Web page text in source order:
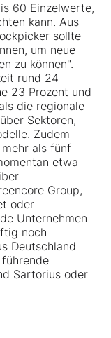
60 Einzelwerte,
kann. Aus
sollte
um neue
zu können".
rund 24
23 Prozent und
die regionale
Sektoren,
Zudem
als fünf
etwa
Group,
oder
Unternehmen
noch
Deutschland
Sartorius oder